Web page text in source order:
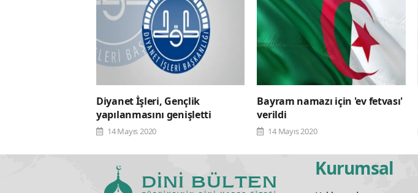
Diyanet İşleri, Gençlik
yapılanmasını genişletti
14 Mayıs 2020
Bayram namazı için 'ev fetvası'
verildi
14 Mayıs 2020
Kurumsal